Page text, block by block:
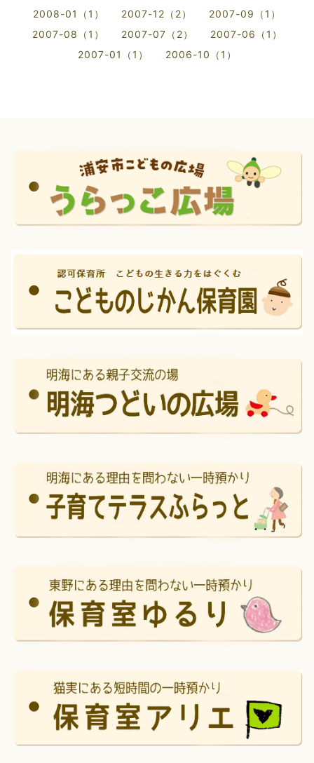
2008-01（1）
2007-12（2）
2007-09（1）
2007-08（1）
2007-07（2）
2007-06（1）
2007-01（1）
2006-10（1）